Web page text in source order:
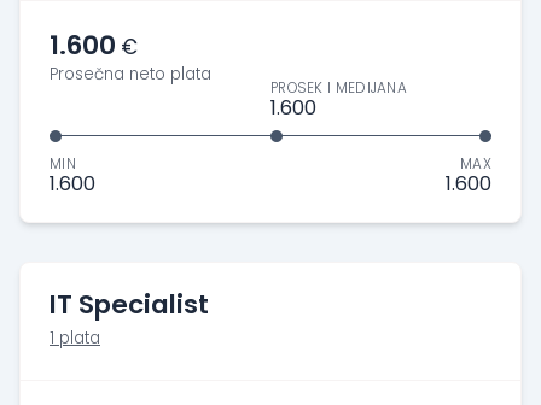
1.600 €
Prosečna neto plata
MIN
1.600
PROSEK I MEDIJANA
1.600
MAX
1.600
IT Specialist
1 plata